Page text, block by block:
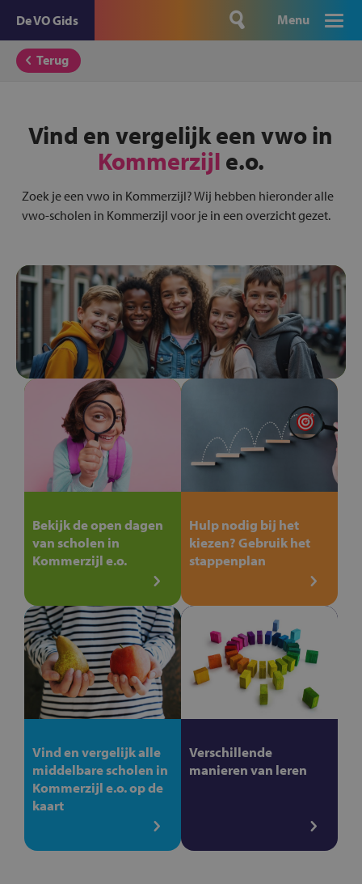
De VO Gids Menu
Terug
Vind en vergelijk een vwo in
Kommerzijl e.o.
Zoek je een vwo in Kommerzijl? Wij hebben hieronder alle
vwo-scholen in Kommerzijl voor je in een overzicht gezet.
Bekijk de open dagen
van scholen in
Kommerzijl e.o.
Hulp nodig bij het
kiezen? Gebruik het
stappenplan
Vind en vergelijk alle
middelbare scholen in
Kommerzijl e.o. op de
kaart
Verschillende
manieren van leren